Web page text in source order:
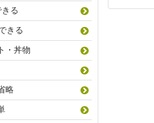
る
きる
・丼物
略